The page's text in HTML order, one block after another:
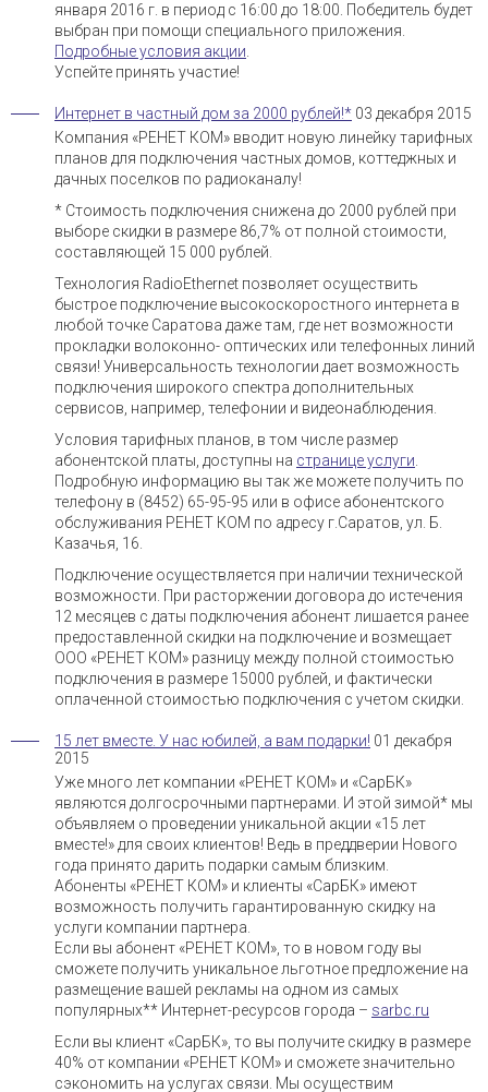
января 2016 г. в период с 16:00 до 18:00. Победитель будет
выбран при помощи специального приложения.
Подробные условия акции
Успейте принять участие!
Интернет в частный дом за 2000 рублей!* 03 декабря 2015
Компания «РЕНЕТ КОМ» вводит новую линейку тарифных
планов для подключения частных домов, коттеджных и
дачных поселков по радиоканалу!
* Стоимость подключения снижена до 2000 рублей при
выборе скидки в размере 86,7% от полной стоимости,
составляющей 15 000 рублей.
Технология RadioEthernet позволяет осуществить
быстрое подключение высокоскоростного интернета в
любой точке Саратова даже там, где нет возможности
прокладки волоконно- оптических или телефонных линий
связи! Универсальность технологии дает возможность
подключения широкого спектра дополнительных
сервисов, например, телефонии и видеонаблюдения.
Условия тарифных планов, в том числе размер
абонентской платы, доступны на странице услуги
Подробную информацию вы так же можете получить по
телефону в (8452) 65-95-95 или в офисе абонентского
обслуживания РЕНЕТ КОМ по адресу г.Саратов, ул. Б.
Казачья, 16.
Подключение осуществляется при наличии технической
возможности. При расторжении договора до истечения
12 месяцев с даты подключения абонент лишается ранее
предоставленной скидки на подключение и возмещает
ООО «РЕНЕТ КОМ» разницу между полной стоимостью
подключения в размере 15000 рублей, и фактически
оплаченной стоимостью подключения с учетом скидки.
15 лет вместе. У нас юбилей, а вам подарки! 01 декабря
2015
Уже много лет компании «РЕНЕТ КОМ» и «СарБК»
являются долгосрочными партнерами. И этой зимой* мы
объявляем о проведении уникальной акции «15 лет
вместе!» для своих клиентов! Ведь в преддверии Нового
года принято дарить подарки самым близким.
Абоненты «РЕНЕТ КОМ» и клиенты «СарБК» имеют
возможность получить гарантированную скидку на
услуги компании партнера.
Если вы абонент «РЕНЕТ КОМ», то в новом году вы
сможете получить уникальное льготное предложение на
размещение вашей рекламы на одном из самых
популярных** Интернет-ресурсов города – sarbc.ru
Если вы клиент «СарБК», то вы получите скидку в размере
40% от компании «РЕНЕТ КОМ» и сможете значительно
сэкономить на услугах связи. Мы осуществим